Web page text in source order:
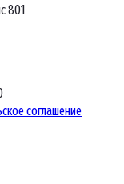
801
соглашение